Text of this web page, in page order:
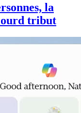
la
tribut